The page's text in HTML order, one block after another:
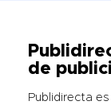
de
Publidirecta es